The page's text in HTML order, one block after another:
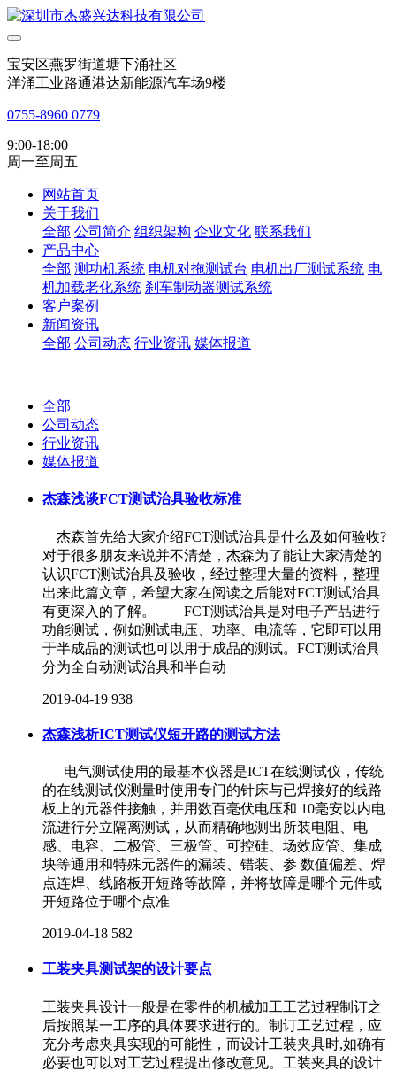
宝安区燕罗街道塘下涌社区
洋涌工业路通港达新能源汽车场9楼
0755-8960 0779
9:00-18:00
周一至周五
网站首页
关于我们
全部 公司简介 组织架构 企业文化 联系我们
产品中心
全部 测功机系统 电机对拖测试台 电机出厂测试系统 电
机加载老化系统 刹车制动器测试系统
客户案例
新闻资讯
全部 公司动态 行业资讯 媒体报道
全部
公司动态
行业资讯
媒体报道
杰森浅谈FCT测试治具验收标准
杰森首先给大家介绍FCT测试治具是什么及如何验收?
对于很多朋友来说并不清楚，杰森为了能让大家清楚的
认识FCT测试治具及验收，经过整理大量的资料，整理
出来此篇文章，希望大家在阅读之后能对FCT测试治具
有更深入的了解。 FCT测试治具是对电子产品进行
功能测试，例如测试电压、功率、电流等，它即可以用
于半成品的测试也可以用于成品的测试。FCT测试治具
分为全自动测试治具和半自动
2019-04-19 938
杰森浅析ICT测试仪短开路的测试方法
电气测试使用的最基本仪器是ICT在线测试仪，传统
的在线测试仪测量时使用专门的针床与已焊接好的线路
板上的元器件接触，并用数百毫伏电压和 10毫安以内电
流进行分立隔离测试，从而精确地测出所装电阻、电
感、电容、二极管、三极管、可控硅、场效应管、集成
块等通用和特殊元器件的漏装、错装、参 数值偏差、焊
点连焊、线路板开短路等故障，并将故障是哪个元件或
开短路位于哪个点准
2019-04-18 582
工装夹具测试架的设计要点
工装夹具设计一般是在零件的机械加工工艺过程制订之
后按照某一工序的具体要求进行的。制订工艺过程，应
充分考虑夹具实现的可能性，而设计工装夹具时,如确有
必要也可以对工艺过程提出修改意见。工装夹具的设计